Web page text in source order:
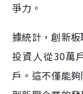
爭力。
據統計，創新
投資人從30萬
戶。這不僅能